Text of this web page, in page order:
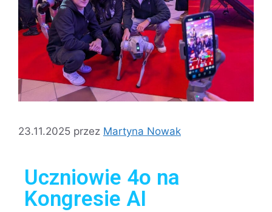
23.11.2025 przez Martyna Nowak
Uczniowie 4o na
Kongresie AI